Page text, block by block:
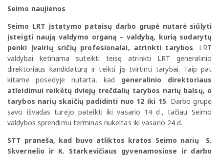
Seimo naujienos
Seimo LRT įstatymo pataisų darbo grupė nutarė siūlyti
įsteigti naują valdymo organą – valdybą, kurią sudarytų
penki įvairių sričių profesionalai, atrinkti tarybos. LRT
valdybai ketinama suteikti teisę atrinkti LRT generalinio
direktoriaus kandidatūrą ir teikti ją tvirtinti tarybai. Taip pat
kitame posėdyje nutarta, kad generalinio direktoriaus
atleidimui reikėtų dviejų trečdalių tarybos narių balsų, o
tarybos narių skaičių padidinti nuo 12 iki 15. Darbo grupė
savo išvadas turėjo pateikti iki vasario 14 d., tačiau Seimo
valdybos sprendimu terminas nukeltas iki vasario 24 d.
STT praneša, kad buvo atliktos kratos Seimo narių S.
Skvernelio ir K. Starkevičiaus gyvenamosiose ir darbo